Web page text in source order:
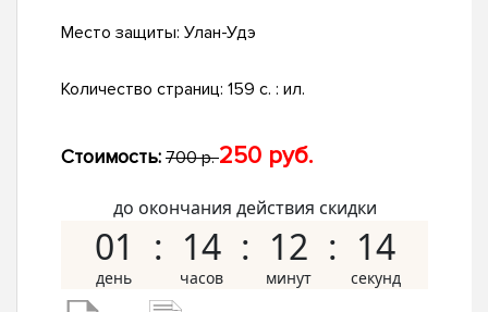
Место защиты: Улан-Удэ
Количество страниц: 159 с. : ил.
Стоимость: 700 р.250 руб.
до окончания действия скидки
01 14 12 13